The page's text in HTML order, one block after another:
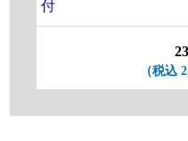
付
（税込